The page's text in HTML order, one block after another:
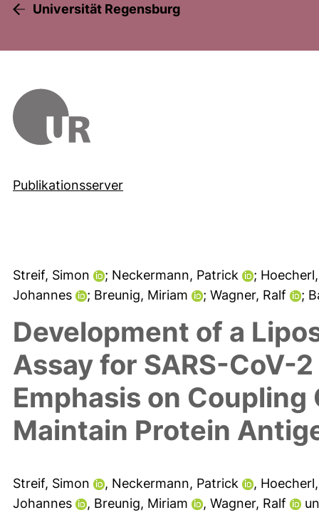
Universität Regensburg
Publikationsserver
Streif, Simon ; Neckermann, Patrick
;
Johannes
; Breunig, Miriam ; Wagner, Ralf ;
Development of a
Assay for SARS-CoV-
Emphasis on
Maintain Protein
Streif, Simon , Neckermann, Patrick ,
Johannes
, Breunig, Miriam , Wagner, Ralf